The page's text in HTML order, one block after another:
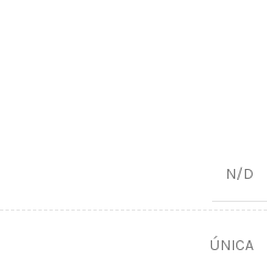
N/D
ÚNICA